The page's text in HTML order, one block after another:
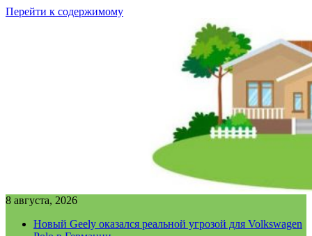
Перейти к содержимому
8 августа, 2026
Новый Geely оказался реальной угрозой для Volkswagen